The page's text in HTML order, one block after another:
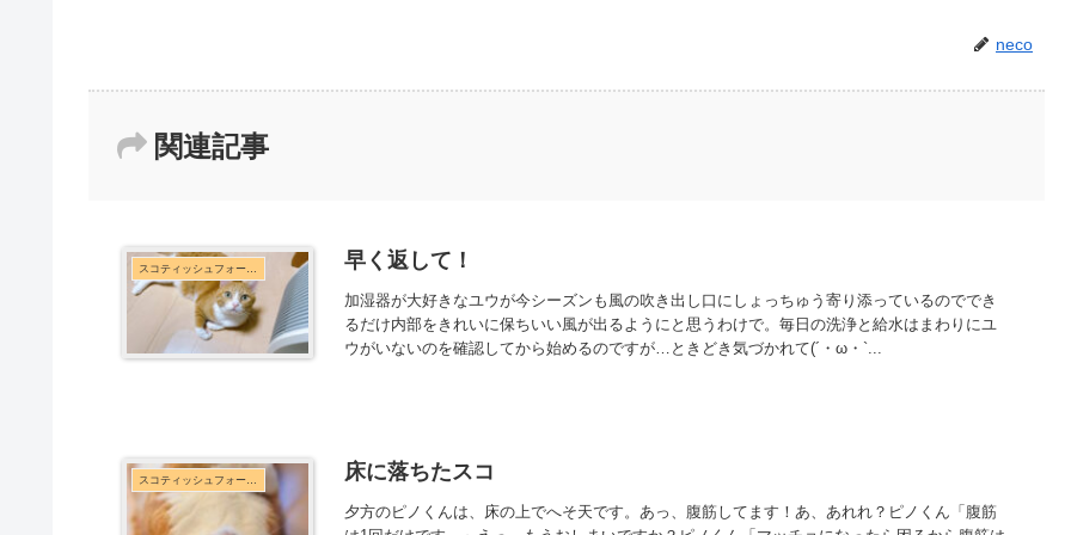
neco
関連記事
早く返して！
加湿器が大好きなユウが今シーズンも風の吹き出し口にしょっちゅう寄り添っているのででき
るだけ内部をきれいに保ちいい風が出るようにと思うわけで。毎日の洗浄と給水はまわりにユ
ウがいないのを確認してから始めるのですが…ときどき気づかれて(´・ω・`...
スコティッシュフォールド 床に落ちたスコ
夕方のピノくんは、床の上でへそ天です。あっ、腹筋してます！あ、あれれ？ピノくん「腹筋